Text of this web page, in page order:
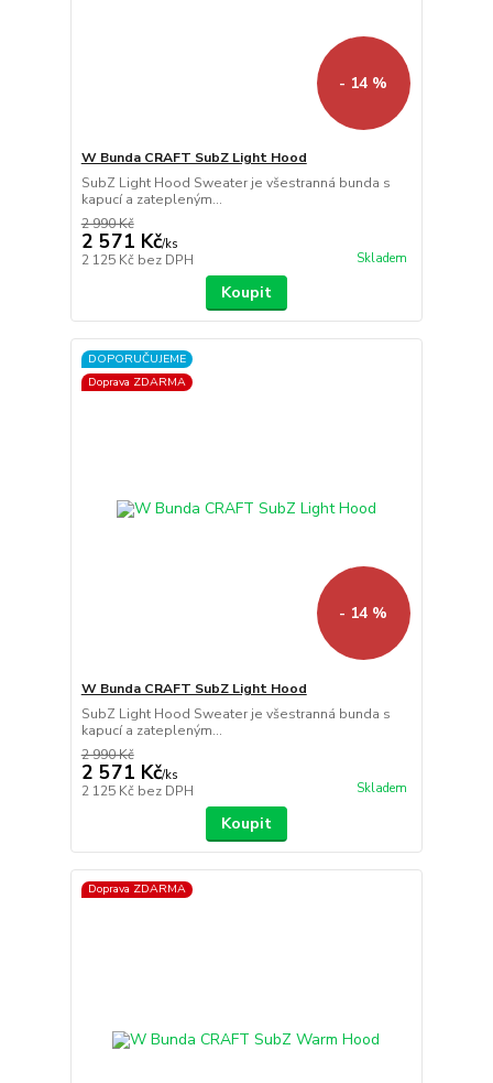
- 14 %
W Bunda CRAFT SubZ Light Hood
SubZ Light Hood Sweater je všestranná bunda s
kapucí a zatepleným...
2 990 Kč
2 571 Kč/ks
2 125 Kč bez DPH Skladem
Koupit
DOPORUČUJEME
Doprava ZDARMA
- 14 %
W Bunda CRAFT SubZ Light Hood
SubZ Light Hood Sweater je všestranná bunda s
kapucí a zatepleným...
2 990 Kč
2 571 Kč/ks
2 125 Kč bez DPH Skladem
Koupit
Doprava ZDARMA